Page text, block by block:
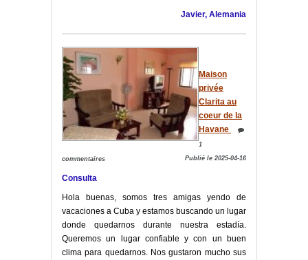
Javier, Alemania
Maison
privée
Clarita au
coeur de la
Havane
1
commentaires Publié le 2025-04-16
Consulta
Hola buenas, somos tres amigas yendo de
vacaciones a Cuba y estamos buscando un lugar
donde quedarnos durante nuestra estadía.
Queremos un lugar confiable y con un buen
clima para quedarnos. Nos gustaron mucho sus